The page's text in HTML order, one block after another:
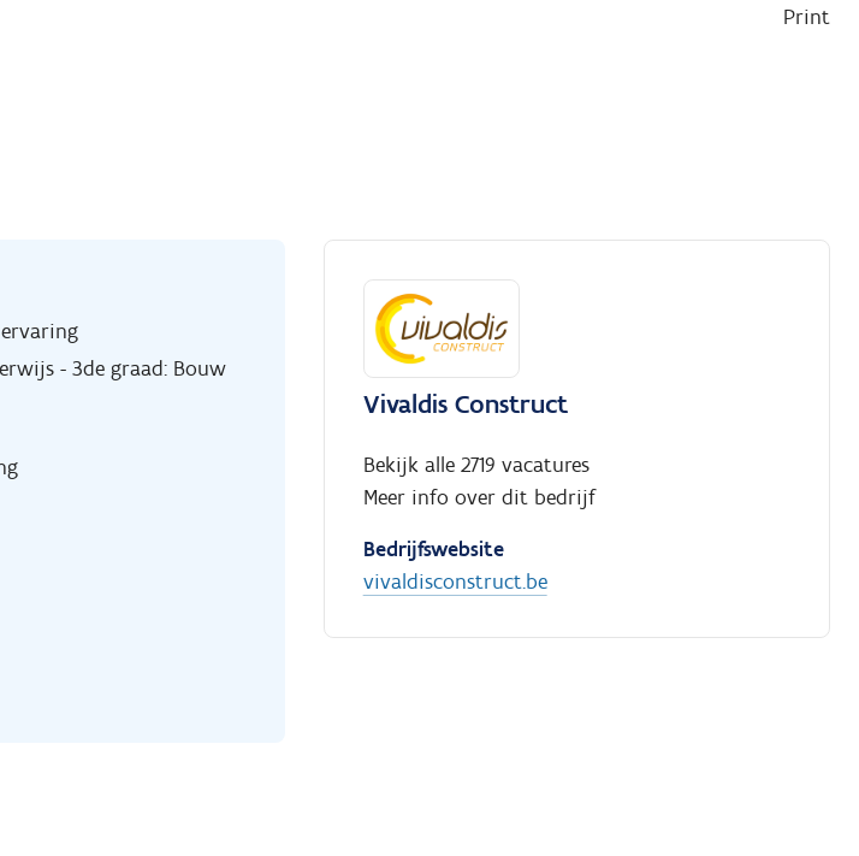
Print
- 3de graad: Bouw
Vivaldis Construct
Bekijk alle 2719 vacatures
Meer info over dit bedrijf
Bedrijfswebsite
vivaldisconstruct.be